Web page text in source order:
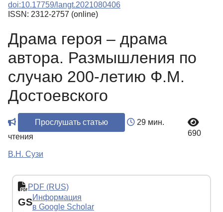
КЛЮЧЕВЫЕ СЛОВА
Регистрация
doi:10.17759/langt.2021080406
ISSN: 2312-2757 (online)
Драма героя – драма
автора. Размышления по
случаю 200-летию Ф.М.
Достоевского
Прослушать статью
29 мин.
чтения
690
В.Н. Сузи
PDF (RUS)
GSИнформация
в Google Scholar